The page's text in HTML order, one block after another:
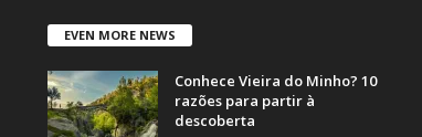
EVEN MORE NEWS
Conhece Vieira do Minho? 10
razões para partir à
descoberta